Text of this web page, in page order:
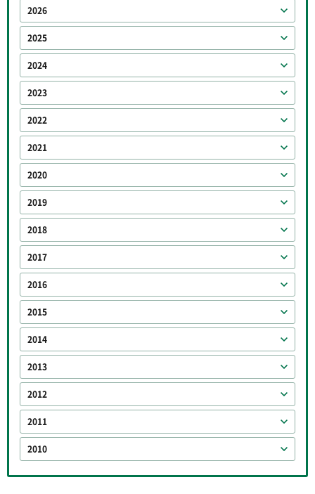
2026
2025
2024
2023
2022
2021
2020
2019
2018
2017
2016
2015
2014
2013
2012
2011
2010